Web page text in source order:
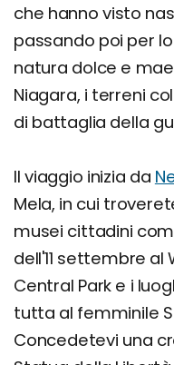
che hanno visto
passando poi per
natura dolce e
Niagara, i terreni
di battaglia della
Il viaggio inizia da
Mela, in cui
musei cittadini
dell'11 settembre al
Central Park e i
tutta al femminile
Concedetevi una